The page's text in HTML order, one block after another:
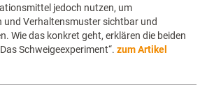
jedoch nutzen, um
und Verhaltensmuster sichtbar und
Wie das konkret geht, erklären die beiden
Schweigeexperiment“. zum Artikel